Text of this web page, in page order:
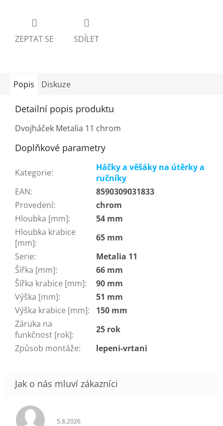
ZEPTAT SE SDÍLET
Popis Diskuze
Detailní popis produktu
Dvojháček Metalia 11 chrom
Doplňkové parametry
Kategorie:
Háčky a věšáky na útěrky a
ručníky
EAN:
8590309031833
Provedení:
chrom
Hloubka [mm]:
54 mm
Hloubka krabice
[mm]:
65 mm
Serie:
Metalia 11
Šířka [mm]:
66 mm
Šířka krabice [mm]:
90 mm
Výška [mm]:
51 mm
Výška krabice [mm]:
150 mm
Záruka na
funkčnost [rok]:
25 rok
Způsob montáže: lepeni-vrtani
Hodnocení obchodu je 5 z 5 hvězdiček.
5.8.2026